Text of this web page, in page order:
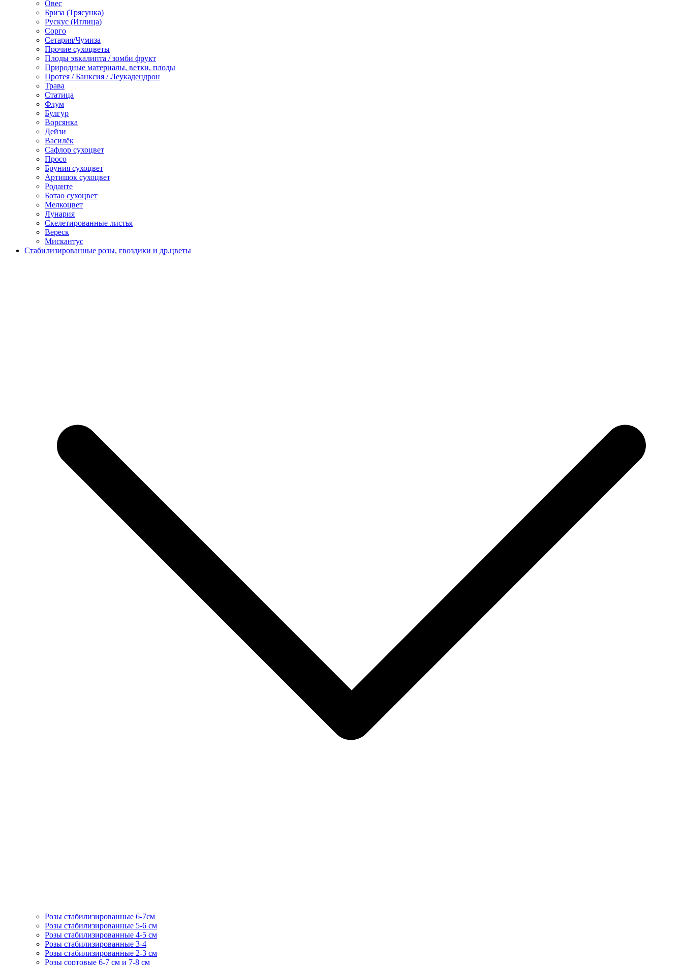
Овес
Бриза (Трясунка)
Рускус (Иглица)
Сорго
Сетария/Чумиза
Прочие сухоцветы
Плоды эвкалипта / зомби фрукт
Природные материалы, ветки, плоды
Протея / Банксия / Леукадендрон
Трава
Статица
Флум
Булгур
Ворсянка
Дейзи
Василёк
Сафлор сухоцвет
Просо
Бруния сухоцвет
Артишок сухоцвет
Роданте
Ботао сухоцвет
Мелкоцвет
Лунария
Скелетированные листья
Вереск
Мискантус
Стабилизированные розы, гвоздики и др.цветы
Розы стабилизированные 6-7см
Розы стабилизированные 5-6 см
Розы стабилизированные 4-5 см
Розы стабилизированные 3-4
Розы стабилизированные 2-3 см
Розы сортовые 6-7 см и 7-8 см